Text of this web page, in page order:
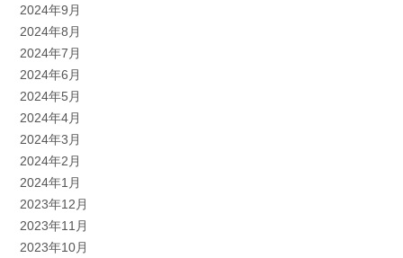
2024年9月
2024年8月
2024年7月
2024年6月
2024年5月
2024年4月
2024年3月
2024年2月
2024年1月
2023年12月
2023年11月
2023年10月